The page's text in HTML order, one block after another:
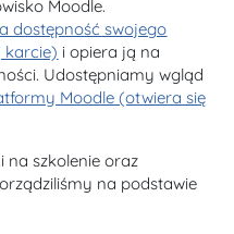
Moodle.
dostępność swojego
karcie) i opiera ją na
Udostępniamy wgląd
Moodle (otwiera się
na szkolenie oraz
na podstawie